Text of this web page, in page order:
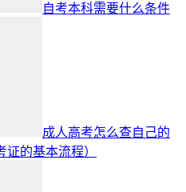
自考本科需要什么条件
成人高考怎么查自己的
的基本流程）